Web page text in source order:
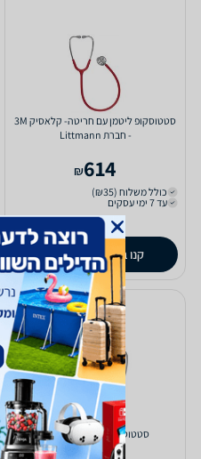
סטטוסקופ ליטמן עם חריטה- קלאסיק 3M
- חברת Littmann
614
₪
כולל משלוח (₪35)
עד 7 ימי עסקים
קנו ב- zapstore
סטטוסקופ ליטמן קלאסיק 3